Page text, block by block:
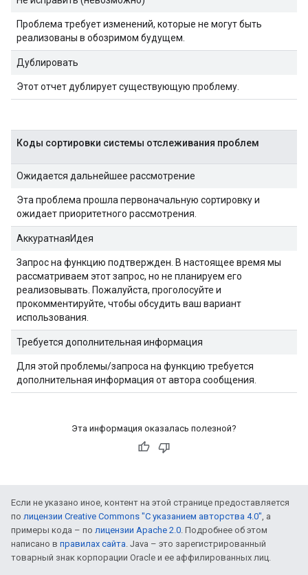
Проблема требует изменений, которые не могут быть
реализованы в обозримом будущем.
Дублировать
Этот отчет дублирует существующую проблему.
Коды сортировки системы отслеживания проблем
Ожидается дальнейшее рассмотрение
Эта проблема прошла первоначальную сортировку и
ожидает приоритетного рассмотрения.
АккуратнаяИдея
Запрос на функцию подтвержден. В настоящее время мы
рассматриваем этот запрос, но не планируем его
реализовывать. Пожалуйста, проголосуйте и
прокомментируйте, чтобы обсудить ваш вариант
использования.
Требуется дополнительная информация
Для этой проблемы/запроса на функцию требуется
дополнительная информация от автора сообщения.
Эта информация оказалась полезной?
Если не указано иное, контент на этой странице предоставляется
по лицензии Creative Commons "С указанием авторства 4.0" , а
примеры кода – по лицензии Apache 2.0 . Подробнее об этом
написано в правилах сайта . Java – это зарегистрированный
товарный знак корпорации Oracle и ее аффилированных лиц.